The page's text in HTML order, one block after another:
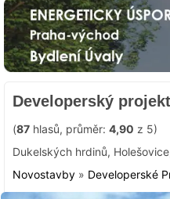
Developerský
(87 hlasů, průměr: 4,90 z 5)
Dukelských hrdinů, Holešovice
Novostavby » Developerské